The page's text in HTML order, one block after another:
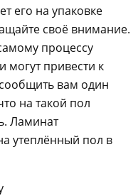
его на упаковке
своё внимание.
процессу
могут привести к
вам один
на такой пол
Ламинат
утеплённый пол в